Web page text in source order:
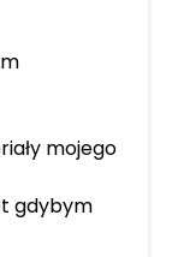
mojego
gdybym